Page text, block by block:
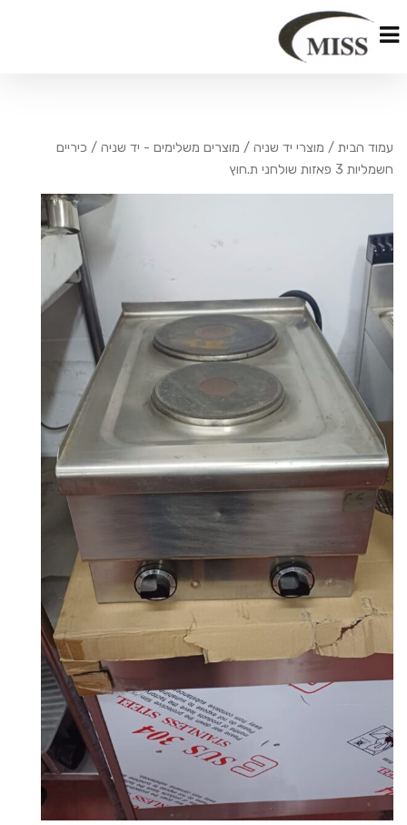
עמוד הבית / מוצרי יד שניה / מוצרים משלימים - יד שניה / כיריים
חשמליות 3 פאזות שולחני ת.חוץ